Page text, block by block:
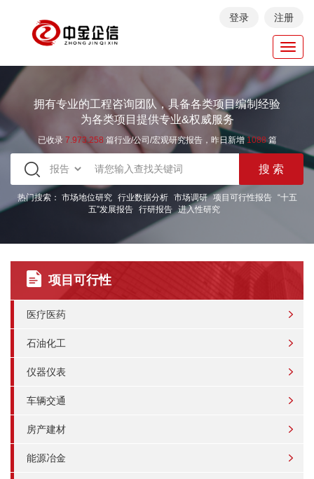
登录 注册
拥有专业的工程咨询团队，具备各类项目编制经验
为各类项目提供专业&权威服务
已收录 7.973.258 篇行业/公司/宏观研究报告，昨日新增 1088篇
热门搜索： 市场地位研究 行业数据分析 市场调研 项目可行性报告
“十五
五”发展报告 行研报告 进入性研究
项目可行性
医疗医药
石油化工
仪器仪表
车辆交通
房产建材
能源冶金